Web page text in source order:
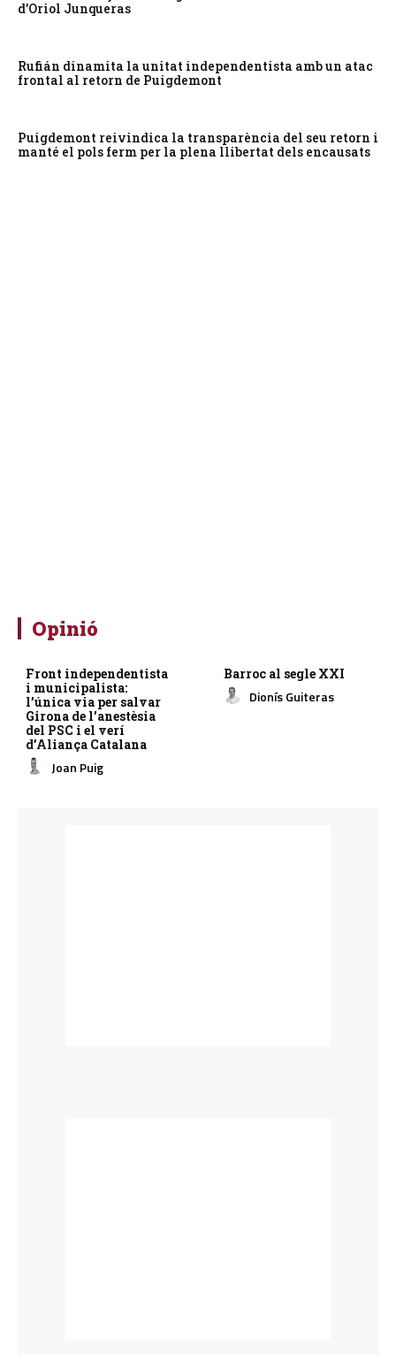
d’Oriol Junqueras
Rufián dinamita la unitat independentista amb un atac
frontal al retorn de Puigdemont
Puigdemont reivindica la transparència del seu retorn i
manté el pols ferm per la plena llibertat dels encausats
Opinió
Front independentista
i municipalista:
l’única via per salvar
Girona de l’anestèsia
del PSC i el verí
d’Aliança Catalana
Joan Puig
Barroc al segle XXI
Dionís Guiteras